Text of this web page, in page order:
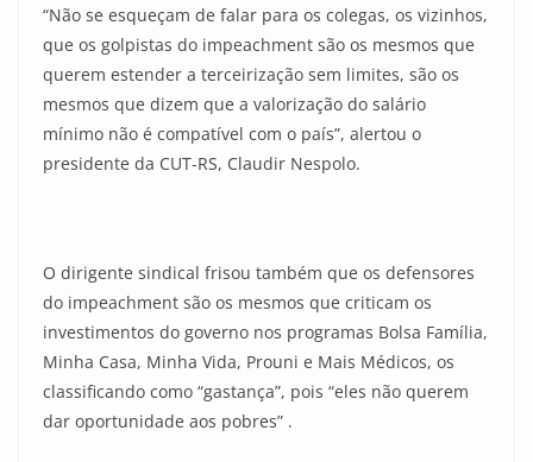
“Não se esqueçam de falar para os colegas, os vizinhos,
que os golpistas do impeachment são os mesmos que
querem estender a terceirização sem limites, são os
mesmos que dizem que a valorização do salário
mínimo não é compatível com o país”, alertou o
presidente da CUT-RS, Claudir Nespolo.
O dirigente sindical frisou também que os defensores
do impeachment são os mesmos que criticam os
investimentos do governo nos programas Bolsa Família,
Minha Casa, Minha Vida, Prouni e Mais Médicos, os
classificando como “gastança”, pois “eles não querem
dar oportunidade aos pobres” .